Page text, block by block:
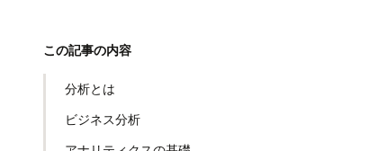
この記事の内容
分析とは
ビジネス分析